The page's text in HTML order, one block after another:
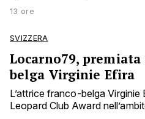
13 ore
SVIZZERA
Locarno79,
belga Virginie Efira
L’attrice franco-belga
Leopard Club Award